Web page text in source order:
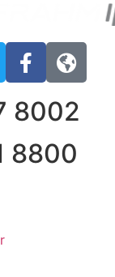
8002
8800